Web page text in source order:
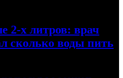
2-х литров: врач
сколько воды пить